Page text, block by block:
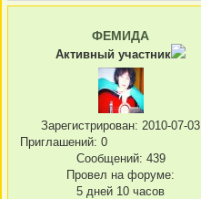
ФЕМИДА
Активный участник
Зарегистрирован: 2010-07-03
Приглашений: 0
Сообщений: 439
Провел на форуме:
5 дней 10 часов